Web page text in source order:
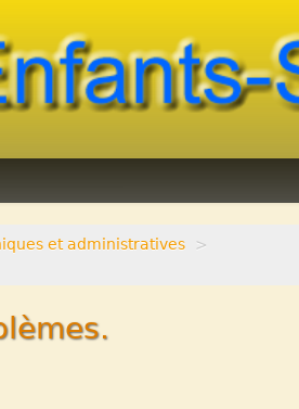
et administratives
>